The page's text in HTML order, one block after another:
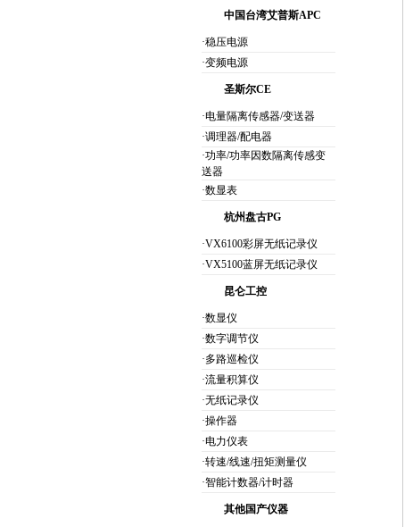
中国台湾艾普斯APC
·稳压电源
·变频电源
圣斯尔CE
·电量隔离传感器/变送器
·调理器/配电器
·功率/功率因数隔离传感变
送器
·数显表
杭州盘古PG
·VX6100彩屏无纸记录仪
·VX5100蓝屏无纸记录仪
昆仑工控
·数显仪
·数字调节仪
·多路巡检仪
·流量积算仪
·无纸记录仪
·操作器
·电力仪表
·转速/线速/扭矩测量仪
·智能计数器/计时器
其他国产仪器